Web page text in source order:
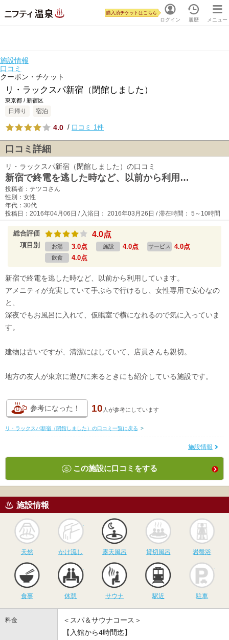
ログイン
購入済チケットはこちら
履歴 メニュー
施設情報
口コミ
クーポン・チケット
リ・ラックスパ新宿（閉館しました）
東京都 / 新宿区
日帰り 宿泊
4.0 / 口コミ 1件
口コミ詳細
リ・ラックスパ新宿（閉館しました）の口コミ
新宿で終電を逃した時など、以前から利用…
投稿者：テツコさん
性別：女性
年代：30代
投稿日：2016年04月06日 / 入浴日： 2016年03月26日 / 滞在時間： 5～10時間
総合評価 4.0点
項目別 お湯 3.0点 施設 4.0点 サービス 4.0点
飲食 4.0点
新宿で終電を逃した時など、以前から利用しています。
アメニティが充実していて手ぶらで行けるし、女性専用で安心なの
と、
深夜でもお風呂に入れて、仮眠室で横になれるので気に入っていま
す。
建物は古いですが、清潔にはしていて、店員さんも親切。
地方の友人が東京に遊びに来るときにも紹介している施設です。
参考になった！ 10 人が参考にしています
リ・ラックスパ新宿（閉館しました）の口コミ一覧に戻る >
施設情報
この施設に口コミをする
施設情報
天然
かけ流し
かけ流し
露天風呂
露天風呂
貸切風呂
貸切風呂 岩盤浴
食事 休憩
サウナ
サウナ 駅近 駐車
料金
＜スパ＆サウナコース＞
【入館から4時間迄】